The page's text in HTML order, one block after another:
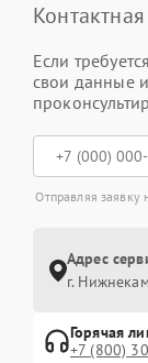
Если
свои данные
Отправляя заявку
Адрес
г.
Горячая
+7 (800)